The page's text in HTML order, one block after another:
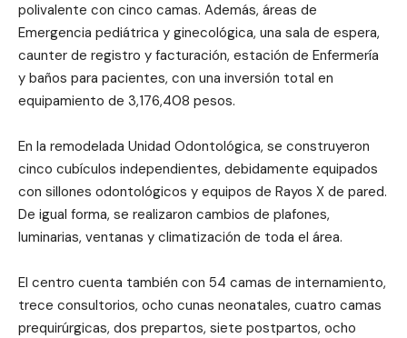
polivalente con cinco camas. Además, áreas de
Emergencia pediátrica y ginecológica, una sala de espera,
caunter de registro y facturación, estación de Enfermería
y baños para pacientes, con una inversión total en
equipamiento de 3,176,408 pesos.
En la remodelada Unidad Odontológica, se construyeron
cinco cubículos independientes, debidamente equipados
con sillones odontológicos y equipos de Rayos X de pared.
De igual forma, se realizaron cambios de plafones,
luminarias, ventanas y climatización de toda el área.
El centro cuenta también con 54 camas de internamiento,
trece consultorios, ocho cunas neonatales, cuatro camas
prequirúrgicas, dos prepartos, siete postpartos, ocho